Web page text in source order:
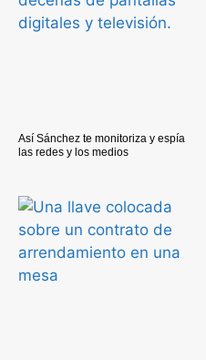
Así Sánchez te monitoriza y espía
las redes y los medios